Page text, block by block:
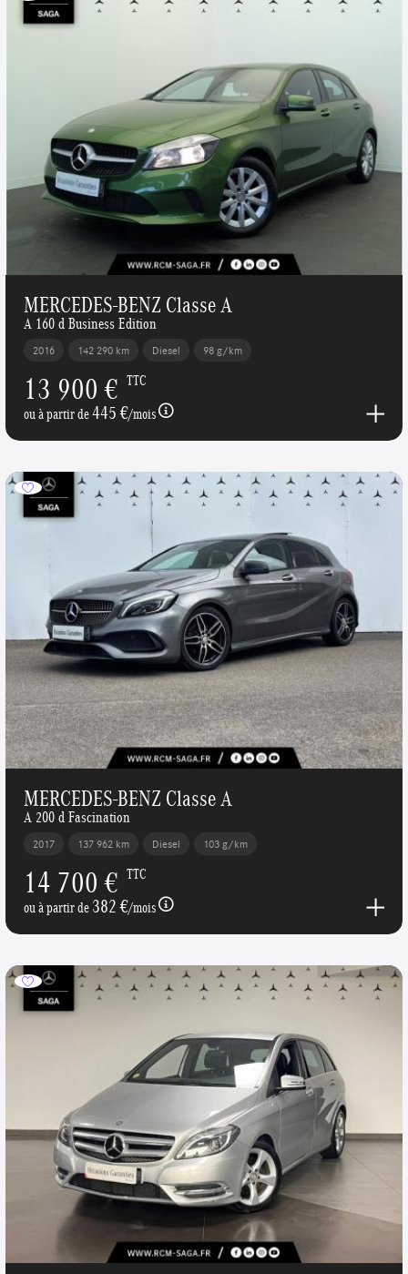
MERCEDES-BENZ Classe A
A 160 d Business Edition
2016 142 290 km Diesel 98 g/km
13 900 € TTC
ou à partir de445 €/mois
MERCEDES-BENZ Classe A
A 200 d Fascination
2017 137 962 km Diesel 103 g/km
14 700 € TTC
ou à partir de382 €/mois